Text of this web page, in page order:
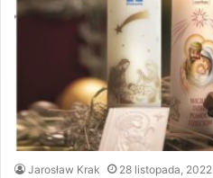
Jarosław Krak 28 listopada, 2022